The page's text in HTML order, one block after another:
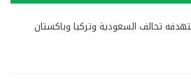
تحالف السعودية وتركيا وباكستان